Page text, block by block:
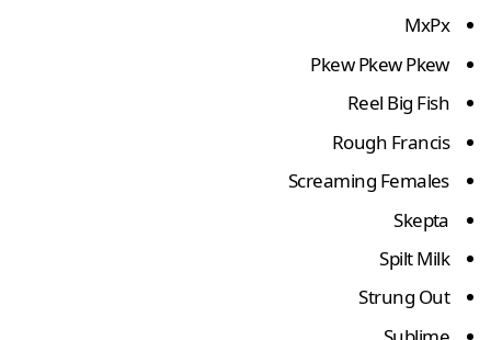
MxPx
Pkew Pkew Pkew
Reel Big Fish
Rough Francis
Screaming Females
Skepta
Spilt Milk
Strung Out